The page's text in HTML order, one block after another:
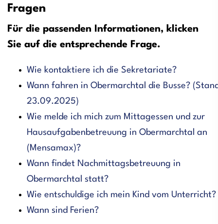
Fragen
Für die passenden Informationen, klicken
Sie auf die entsprechende Frage.
Wie kontaktiere ich die Sekretariate?
Wann fahren in Obermarchtal die Busse?
23.09.2025)
Wie melde ich mich zum Mittagessen und zur
Hausaufgabenbetreuung in Obermarchtal an
(Mensamax)?
Wann findet Nachmittagsbetreuung in
Obermarchtal statt?
Wie entschuldige ich mein Kind vom Unterricht?
Wann sind Ferien?